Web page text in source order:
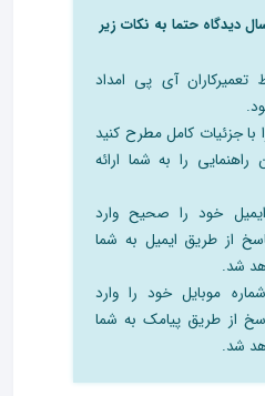
دیدگاه حتما به نکات زیر
آی پی امداد
با جزئیات کامل مطرح کنید
راهنمایی را به شما ارائه
خود را صحیح وارد
از طریق ایمیل به شما
شد.
موبایل خود را وارد
از طریق پیامک به شما
شد.